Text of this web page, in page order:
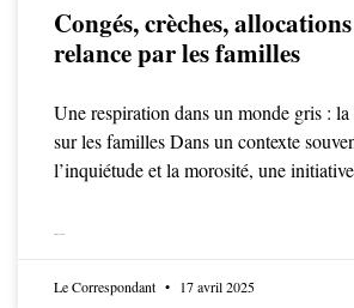
Congés, crèches,
relance par les familles
Une respiration dans un monde gris : la
sur les familles Dans un contexte
l’inquiétude et la morosité, une initiative
Le Correspondant 17 avril 2025